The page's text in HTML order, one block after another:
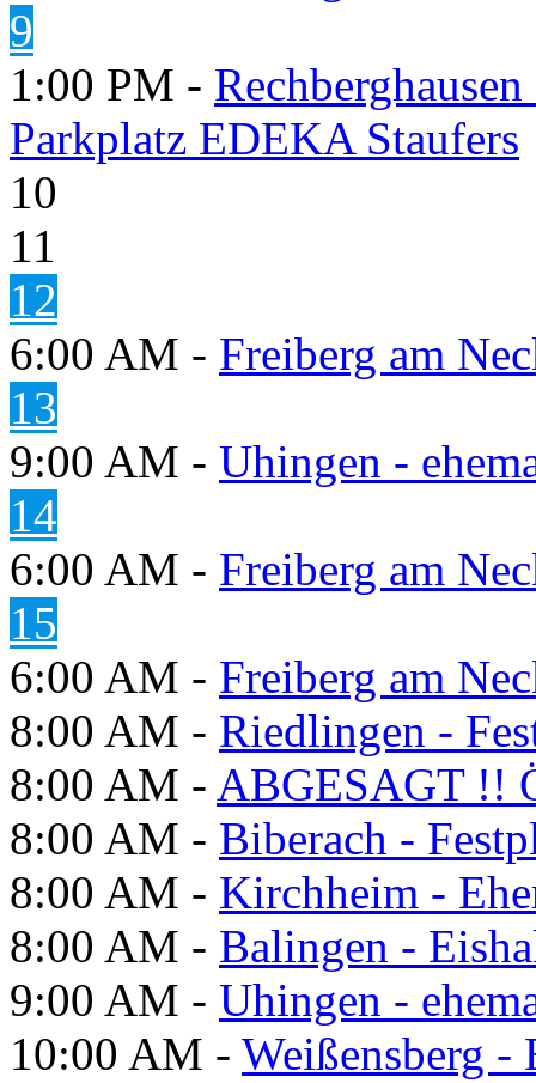
9
1:00 PM -
Parkplatz EDEKA Staufers
10
11
12
6:00 AM - Freiberg am
13
9:00 AM - Uhingen -
14
6:00 AM - Freiberg am
15
6:00 AM - Freiberg am
8:00 AM - Riedlingen -
8:00 AM - ABGESAGT !!
8:00 AM - Biberach -
8:00 AM - Kirchheim -
8:00 AM - Balingen -
9:00 AM - Uhingen -
10:00 AM - Weißensberg